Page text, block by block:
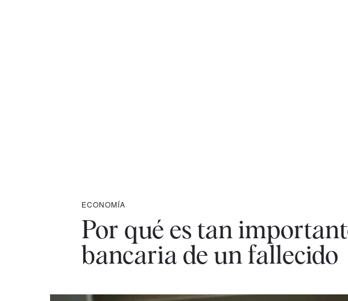
ECONOMÍA
Por qué es tan
bancaria de un fallecido